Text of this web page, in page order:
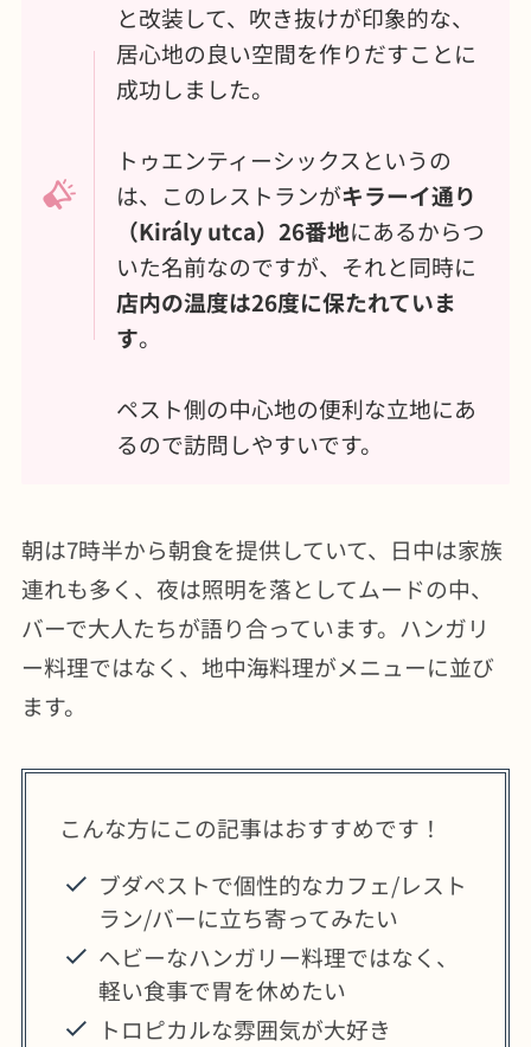
と改装して、吹き抜けが印象的な、
居心地の良い空間を作りだすことに
成功しました。
トゥエンティーシックスというの
は、このレストランがキラーイ通り
（Király utca）26番地にあるからつ
いた名前なのですが、それと同時に
店内の温度は26度に保たれていま
す。
ペスト側の中心地の便利な立地にあ
るので訪問しやすいです。
朝は7時半から朝食を提供していて、日中は家族
連れも多く、夜は照明を落としてムードの中、
バーで大人たちが語り合っています。ハンガリ
ー料理ではなく、地中海料理がメニューに並び
ます。
こんな方にこの記事はおすすめです！
ブダペストで個性的なカフェ/レスト
ラン/バーに立ち寄ってみたい
ヘビーなハンガリー料理ではなく、
軽い食事で胃を休めたい
トロピカルな雰囲気が大好き